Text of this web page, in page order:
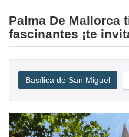
Palma De Mallorca
fascinantes ¡te
Basílica de San Miguel